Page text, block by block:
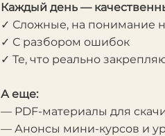
Каждый день —
✓ Сложные, на понимание
✓ С разбором ошибок
✓ Те, что реально
А еще:
— PDF-материалы для
— Анонсы мини-курсов и